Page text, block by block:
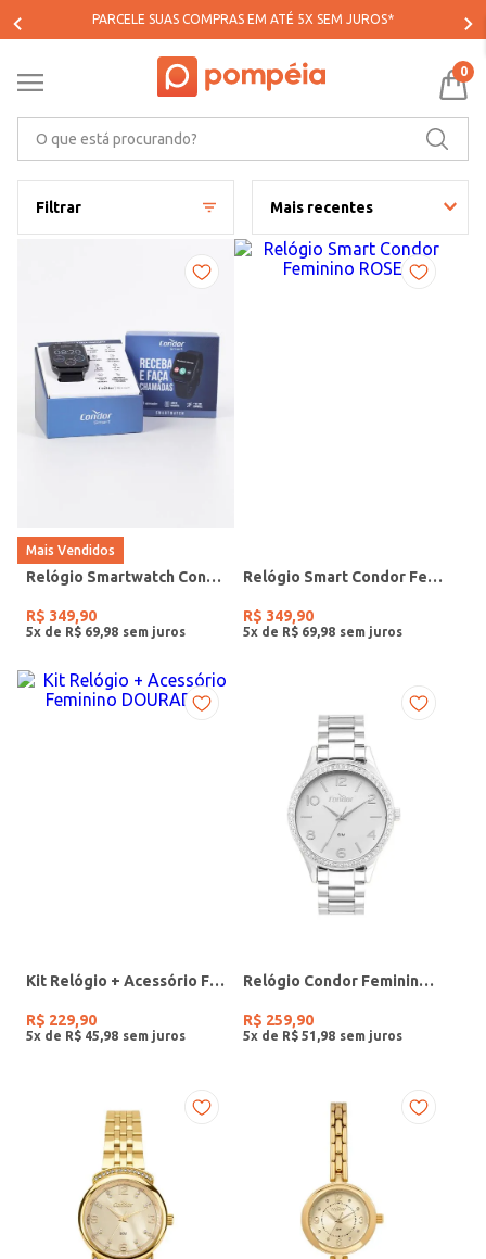
PARCELE SUAS COMPRAS EM ATÉ 5X SEM JUROS*
0
Filtrar Mais recentes
Mais Vendidos
Relógio Smartwatch Condor PRETO
R$ 349,90
5x de R$ 69 98
Relógio Smart Condor Feminino ROSE
R$ 349,90
5x de R$ 69 98
Kit Relógio + Acessório Feminino DOURADO
R$ 229,90
5x de R$ 45 98
Relógio Condor Feminino PRATA
R$ 259,90
5x de R$ 51 98